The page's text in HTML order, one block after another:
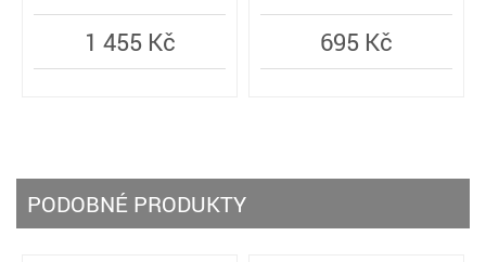
1 455 Kč 695 Kč
PODOBNÉ PRODUKTY